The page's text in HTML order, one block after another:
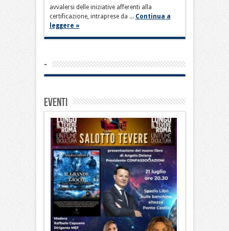
avvalersi delle iniziative afferenti alla
certificazione, intraprese da ... Continua a
leggere »
-
Eventi